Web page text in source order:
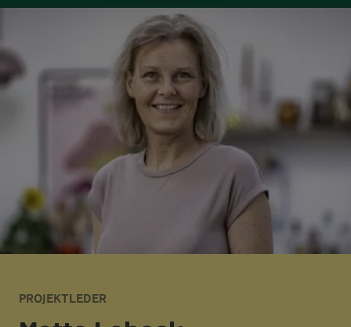
PROJEKTLEDER